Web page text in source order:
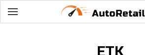
ЕТК